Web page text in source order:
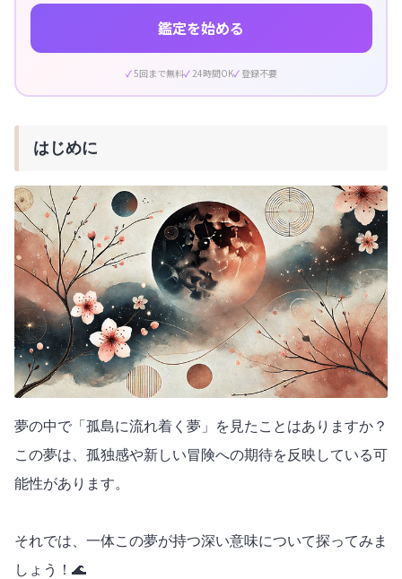
鑑定を始める
5回まで無料 24時間OK 登録不要
はじめに
夢の中で「孤島に流れ着く夢」を見たことはありますか？
この夢は、孤独感や新しい冒険への期待を反映している可
能性があります。
それでは、一体この夢が持つ深い意味について探ってみま
しょう！🌊